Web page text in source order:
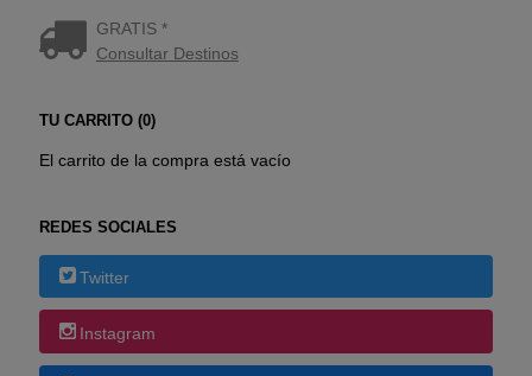
GRATIS *
Consultar Destinos
TU CARRITO (0)
El carrito de la compra está vacío
REDES SOCIALES
Twitter
Instagram